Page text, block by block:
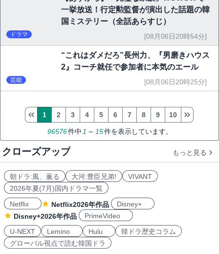
を恫喝【第5話第6話】
[08月06日22時42分]
【あすから】「完璧な家族」WOWOWで
一挙放送！行定勲監督が演出した話題の韓
国ミステリー（全話あらすじ）
“これはダメだろ”長州力、『男磨きハウス
[08月06日20時25分]
96576 件中1～15件を表示しています。
1 2 10
クローズアップ
朝ドラ:風、薫る 大河:豊臣兄弟!
VIVANT
2026年夏(7月)国内ドラマ一覧
Netflix
Netflix2026年作品